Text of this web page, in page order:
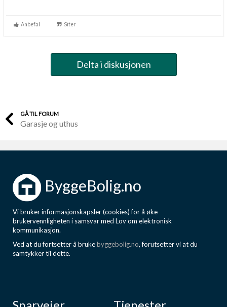
Anbefal Siter
Delta i diskusjonen
GÅ TIL FORUM
Garasje og uthus
ByggeBolig.no
Vi bruker informasjonskapsler (cookies) for å øke
brukervennligheten i samsvar med Lov om elektronisk
kommunikasjon.
Ved at du fortsetter å brukebyggebolig.no, forutsetter vi at du
samtykker til dette.